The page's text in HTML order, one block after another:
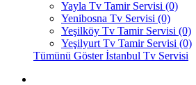
Yayla Tv Tamir Servisi (0)
Yenibosna Tv Servisi (0)
Yeşilköy Tv Tamir Servisi (0)
Yeşilyurt Tv Tamir Servisi (0)
Tümünü Göster İstanbul Tv Servisi